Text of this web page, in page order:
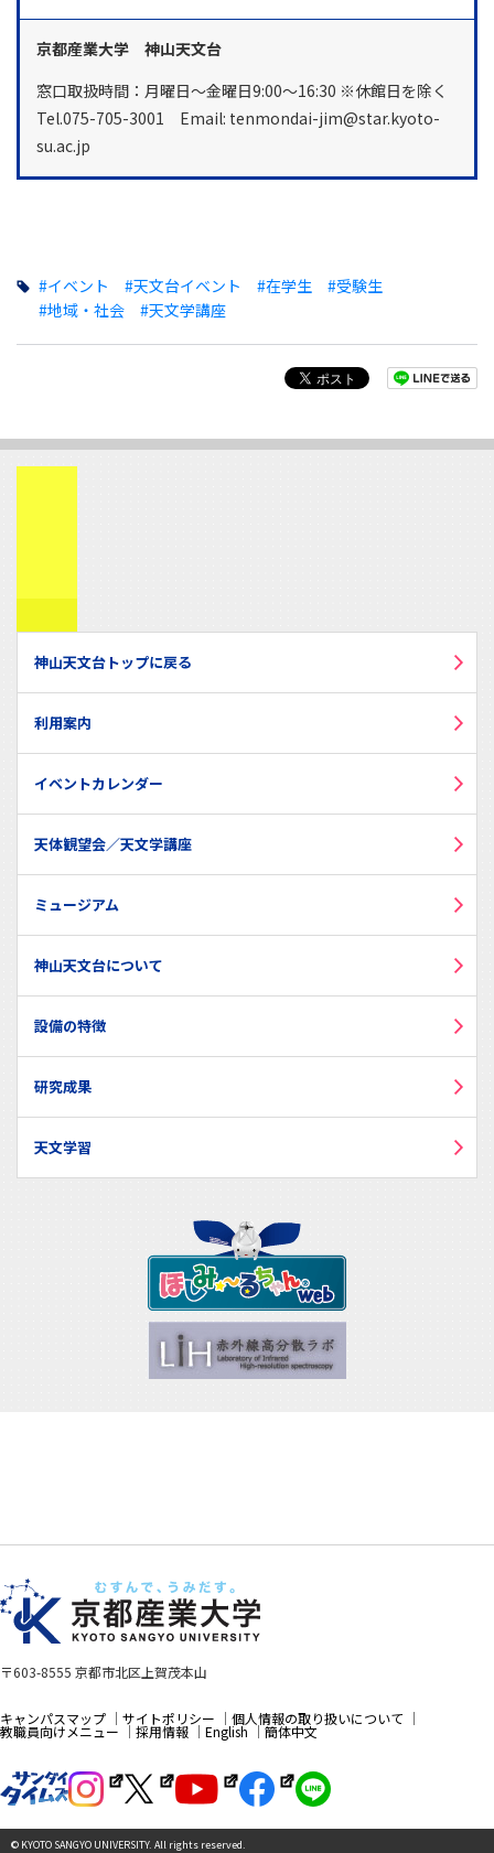
京都産業大学 神山天文台
窓口取扱時間：月曜日～金曜日9:00～16:30 ※休館日を除く
Tel.075-705-3001 Email: tenmondai-jim@star.kyoto-
su.ac.jp
#イベント #天文台イベント #在学生
#受験生
#地域・社会
#天文学講座
神山天文台トップに戻る
利用案内
イベントカレンダー
天体観望会／天文学講座
ミュージアム
神山天文台について
設備の特徴
研究成果
天文学習
〒603-8555 京都市北区上賀茂本山
キャンパスマップ サイトポリシー 個人情報の取り扱いについて
教職員向けメニュー 採用情報 English 簡体中文
© KYOTO SANGYO UNIVERSITY. All rights reserved.